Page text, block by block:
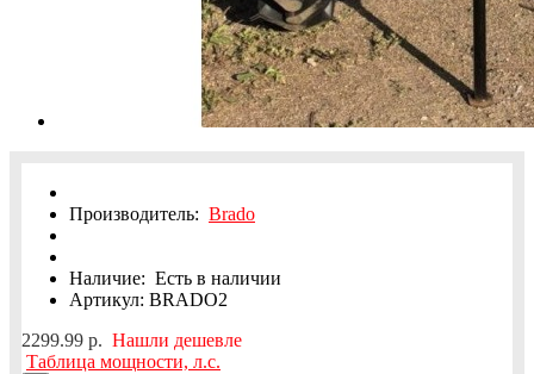
Производитель: Brado
Наличие: Есть в наличии
Артикул: BRADO2
2299.99 р. Нашли дешевле
Таблица мощности, л.с.